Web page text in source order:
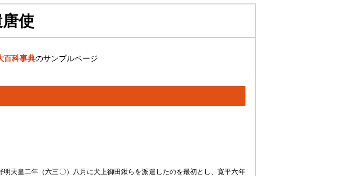
使
百科事典のサンプルページ
天皇二年（六三〇）八月に犬上御田鍬らを派遣したのを最初とし、寛平六年